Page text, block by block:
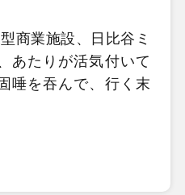
商業施設、日比谷ミ
あたりが活気付いて
唾を吞んで、行く末